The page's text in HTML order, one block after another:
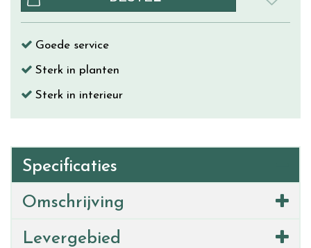
Goede service
Sterk in planten
Sterk in interieur
Specificaties
Omschrijving
Levergebied